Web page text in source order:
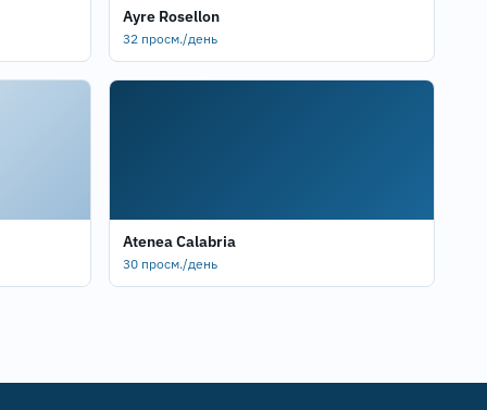
Ayre Rosellon
32 просм./день
Atenea Calabria
30 просм./день